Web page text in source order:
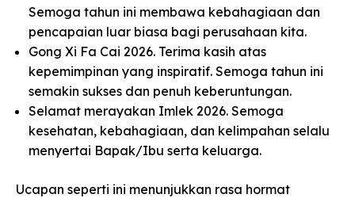
Semoga tahun ini membawa kebahagiaan dan
pencapaian luar biasa bagi perusahaan kita.
Gong Xi Fa Cai 2026. Terima kasih atas
kepemimpinan yang inspiratif. Semoga tahun ini
semakin sukses dan penuh keberuntungan.
Selamat merayakan Imlek 2026. Semoga
kesehatan, kebahagiaan, dan kelimpahan selalu
menyertai Bapak/Ibu serta keluarga.
Ucapan seperti ini menunjukkan rasa hormat